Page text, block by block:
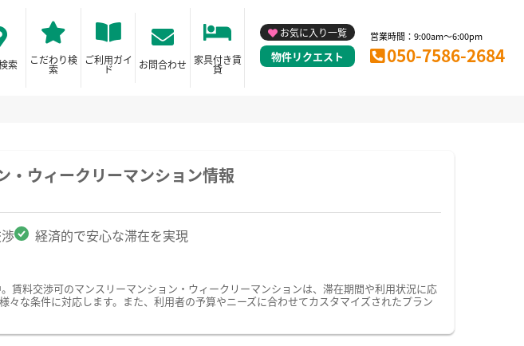
索 こだわり検
索
ご利用ガイ
ド お問合わせ 家具付き賃
貸
お気に入り一覧
物件リクエスト
営業時間：9:00am～6:00pm
050-7586-2684
・ウィークリーマンション情報
経済的で安心な滞在を実現
料交渉可のマンスリーマンション・ウィークリーマンションは、滞在期間や利用状況に応
な条件に対応します。また、利用者の予算やニーズに合わせてカスタマイズされたプラン